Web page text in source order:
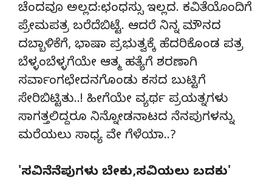
ಚೆಂದವೂ ಅಲ್ಲದ:ಛಂಧಸ್ಸು ಇಲ್ಲದ. ಕವಿತೆಯೊಂದಿಗೆ
ಪ್ರೇಮಪತ್ರ ಬರೆದೆಬಿಟ್ಟೆ. ಆದರೆ ನಿನ್ನ ಮೌನದ
ದಬ್ಬಾಳಿಕೆಗೆ, ಭಾಷಾ ಪ್ರಭುತ್ವಕ್ಕೆ ಹೆದರಿಕೊಂಡ ಪತ್ರ
ಬೆಳ್ಳಂಬೆಳ್ಳಗೆಯೇ ಆತ್ಮ ಹತ್ಯೆಗೆ ಶರಣಾಗಿ
ಸರ್ವಾಂಗಛೇದನಗೊಂಡು ಕಸದ ಬುಟ್ಟಿಗೆ
ಸೇರಿಬಿಟ್ಟಿತು..! ಹೀಗೆಯೇ ವ್ಯರ್ಥ ಪ್ರಯತ್ನಗಳು
ಸಾಗತ್ತಲಿದ್ದರೂ ನಿನ್ನೋಡನಾಟದ ನೆನಪುಗಳನ್ನು
ಮರೆಯಲು ಸಾಧ್ಯ ವೇ ಗೆಳೆಯಾ..?
'ಸವಿನೆನೆಪುಗಳು ಬೇಕು,ಸವಿಯಲು ಬದಕು'